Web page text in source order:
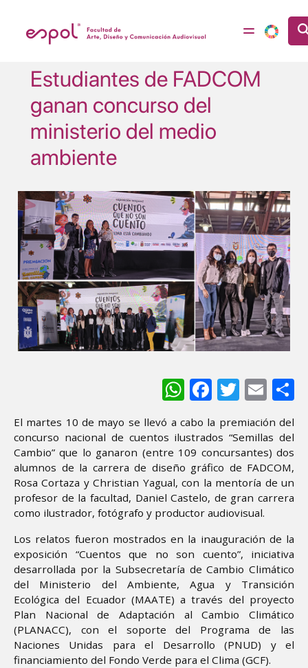
Estudiantes de FADCOM
ganan concurso del
ministerio del medio
ambiente
Image
WhatsApp
Facebook
Twitter
El martes 10 de mayo se llevó a cabo la premiación del
concurso nacional de cuentos ilustrados “Semillas del
Cambio” que lo ganaron (entre 109 concursantes) dos
alumnos de la carrera de diseño gráfico de FADCOM,
Rosa Cortaza y Christian Yagual, con la mentoría de un
profesor de la facultad, Daniel Castelo, de gran carrera
como ilustrador, fotógrafo y productor audiovisual.
Los relatos fueron mostrados en la inauguración de la
exposición “Cuentos que no son cuento”, iniciativa
desarrollada por la Subsecretaría de Cambio Climático
del Ministerio del Ambiente, Agua y Transición
Ecológica del Ecuador (MAATE) a través del proyecto
Plan Nacional de Adaptación al Cambio Climático
(PLANACC), con el soporte del Programa de las
Naciones Unidas para el Desarrollo (PNUD) y el
financiamiento del Fondo Verde para el Clima (GCF).